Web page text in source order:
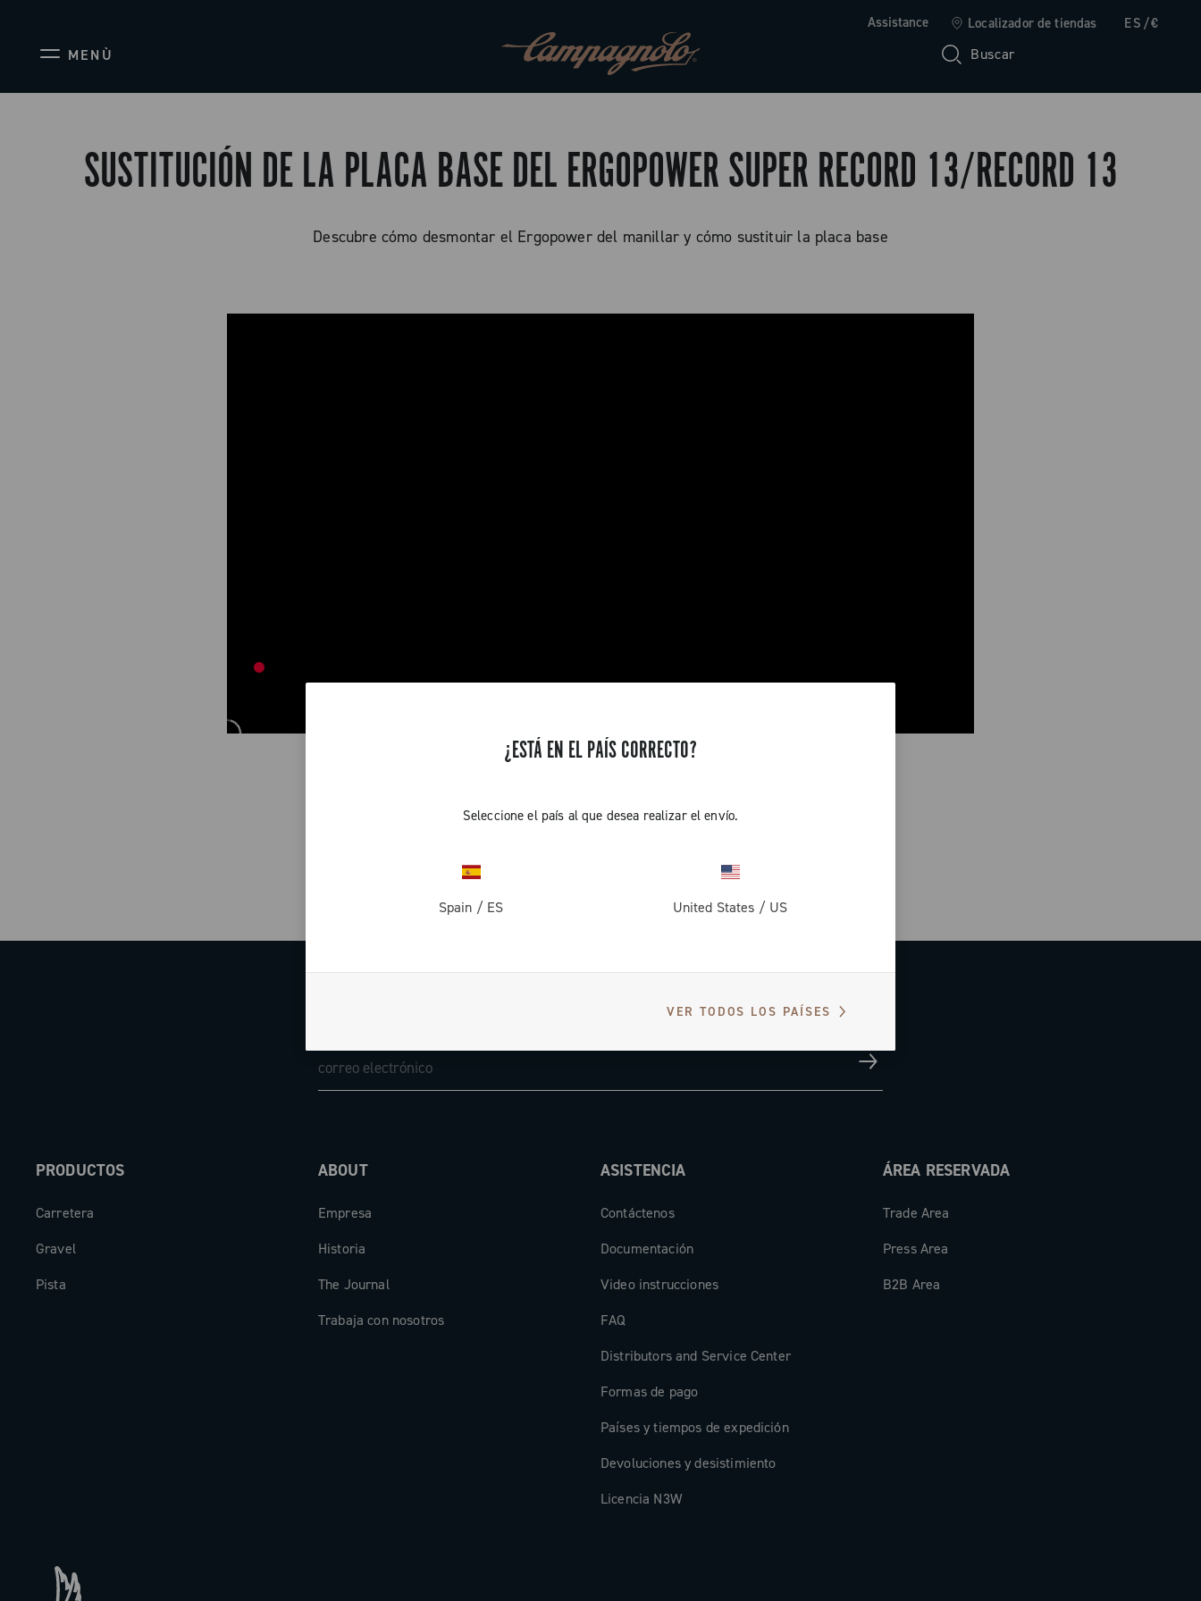
Assistance Localizador de tiendas ES/€
MENÙ Buscar
¿ESTÁ EN EL PAÍS CORRECTO?
Seleccione el país al que desea realizar el envío.
Spain / ES United States / US
VER TODOS LOS PAÍSES
SUSTITUCIÓN DE LA PLACA BASE DEL ERGOPOWER SUPER RECORD 13/RECORD 13
Descubre cómo desmontar el Ergopower del manillar y cómo sustituir la placa base
PRODUCTOS
Carretera
Gravel
Pista
ABOUT
Empresa
Historia
The Journal
Trabaja con nosotros
ASISTENCIA
Contáctenos
Documentación
Video instrucciones
FAQ
Distributors and Service Center
Formas de pago
Países y tiempos de expedición
Devoluciones y desistimiento
Licencia N3W
ÁREA RESERVADA
Trade Area
Press Area
B2B Area